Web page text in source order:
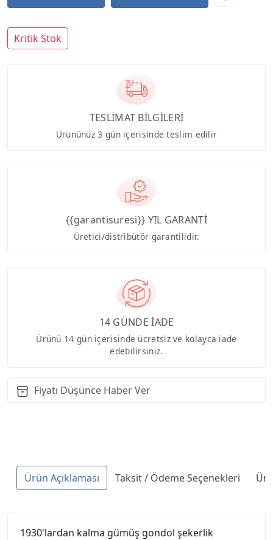
Kritik Stok
TESLİMAT BİLGİLERİ
Ürününüz 3 gün içerisinde teslim edilir
{{garantisuresi}} YIL GARANTİ
Üretici/distribütör garantilidir.
14 GÜNDE İADE
Ürünü 14 gün içerisinde ücretsiz ve kolayca iade
edebilirsiniz.
Fiyatı Düşünce Haber Ver
Ürün Açıklaması Taksit / Ödeme Seçenekleri
1930'lardan kalma gümüş gondol şekerlik